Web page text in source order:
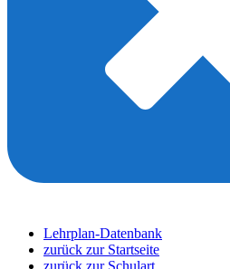
Lehrplan-Datenbank
zurück zur Startseite
zurück zur Schulart